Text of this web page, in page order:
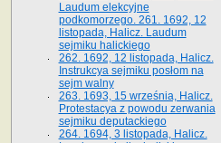
Laudum elekcyjne
podkomorzego. 261. 1692, 12
listopada, Halicz. Laudum
sejmiku halickiego
262. 1692, 12 listopada, Halicz.
Instrukcya sejmiku posłom na
sejm walny
263. 1693, 15 września, Halicz.
Protestacya z powodu zerwania
sejmiku deputackiego
264. 1694, 3 listopada, Halicz.